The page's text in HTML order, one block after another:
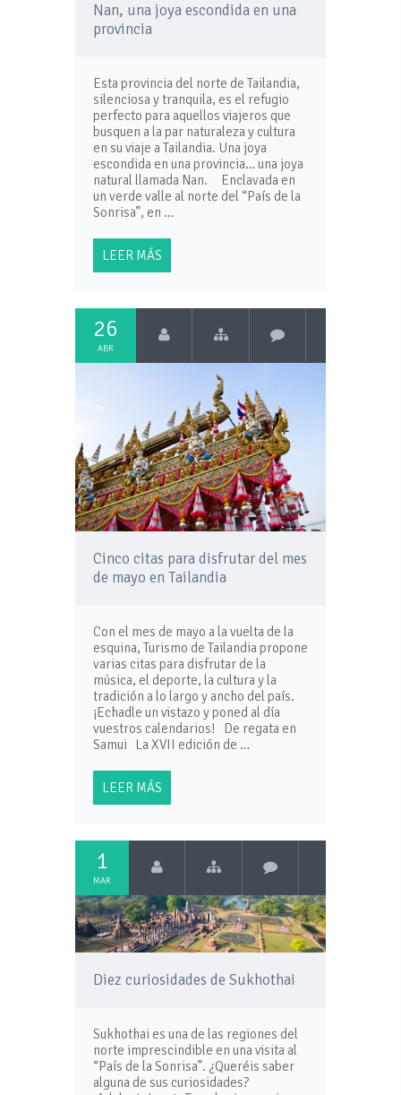
Nan, una joya escondida en una
provincia
Esta provincia del norte de Tailandia,
silenciosa y tranquila, es el refugio
perfecto para aquellos viajeros que
busquen a la par naturaleza y cultura
en su viaje a Tailandia. Una joya
escondida en una provincia… una joya
natural llamada Nan. Enclavada en
un verde valle al norte del “País de la
Sonrisa”, en …
LEER MÁS
26
ABR
Cinco citas para disfrutar del mes
de mayo en Tailandia
Con el mes de mayo a la vuelta de la
esquina, Turismo de Tailandia propone
varias citas para disfrutar de la
música, el deporte, la cultura y la
tradición a lo largo y ancho del país.
¡Echadle un vistazo y poned al día
vuestros calendarios! De regata en
Samui La XVII edición de …
LEER MÁS
1
MAR
Diez curiosidades de Sukhothai
Sukhothai es una de las regiones del
norte imprescindible en una visita al
“País de la Sonrisa”. ¿Queréis saber
alguna de sus curiosidades?